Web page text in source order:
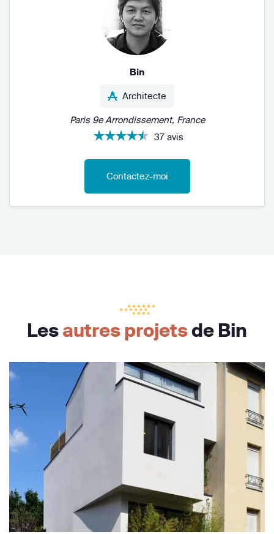
Bin
Architecte
Paris 9e Arrondissement, France
37 avis
Contactez-moi
Lesautres projetsde Bin